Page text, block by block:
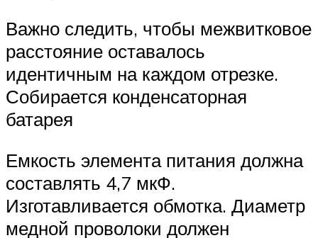
Важно следить, чтобы межвитковое
расстояние оставалось
идентичным на каждом отрезке.
Собирается конденсаторная
батарея
Емкость элемента питания должна
составлять 4,7 мкФ.
Изготавливается обмотка. Диаметр
медной проволоки должен